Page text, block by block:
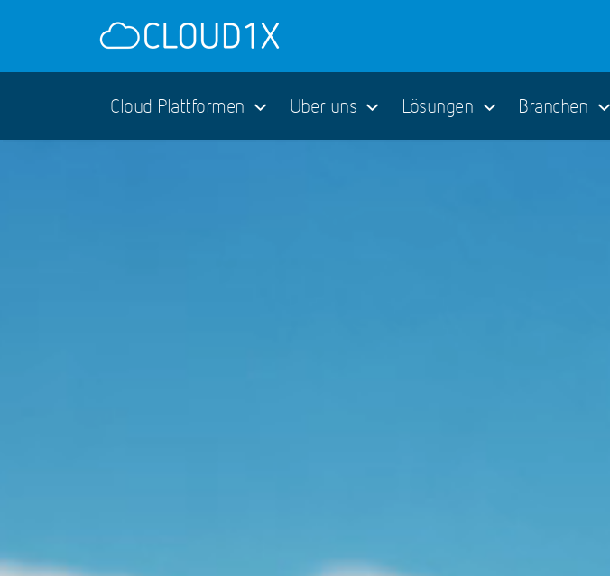
Cloud Plattformen Über uns Lösungen Branchen